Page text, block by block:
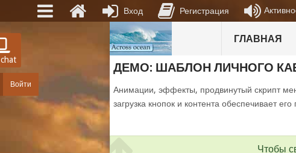
Войти
ГЛАВНАЯ
ДЕМО: ШАБЛОН ЛИЧНОГО
Анимации, эффекты, продвинутый скрипт
загрузка кнопок и контента обеспечивает
Чтобы
Вход Регистрация